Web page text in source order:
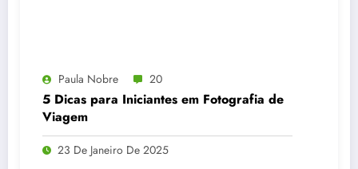
Paula Nobre 20
5 Dicas para Iniciantes em Fotografia de
Viagem
23 De Janeiro De 2025